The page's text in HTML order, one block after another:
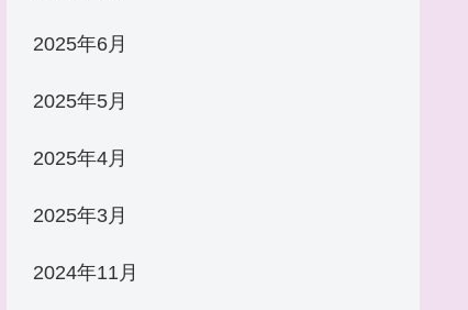
2025年6月
2025年5月
2025年4月
2025年3月
2024年11月